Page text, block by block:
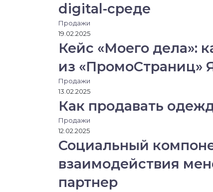
digital-среде
Продажи
19.02.2025
Кейс «Моего дела»:
из «ПромоСтраниц»
Продажи
13.02.2025
Как продавать
Продажи
12.02.2025
Социальный
взаимодействия
партнер